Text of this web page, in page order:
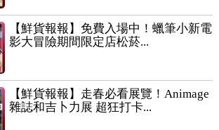
【鮮貨報報】免費入場中！蠟筆小新電
影大冒險期間限定店松菸...
【鮮貨報報】走春必看展覽！Animage
雜誌和吉卜力展 超狂打卡...